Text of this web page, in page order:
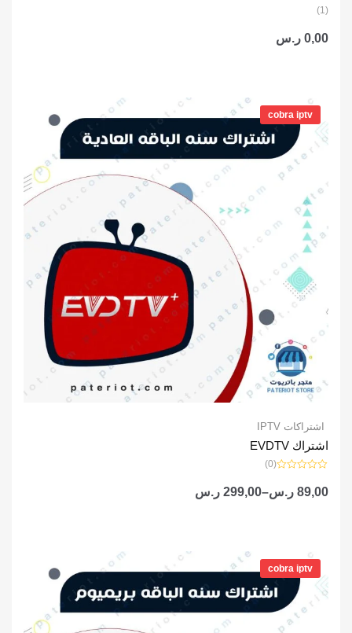
(1)
0,00 ر.س
cobra iptv
اشتراكات IPTV
اشتراك EVDTV
التقييم
0
(0)
89,00 ر.س–
299,00 ر.س
السعر:
من
خلال
cobra iptv
السعر:
من
خلال